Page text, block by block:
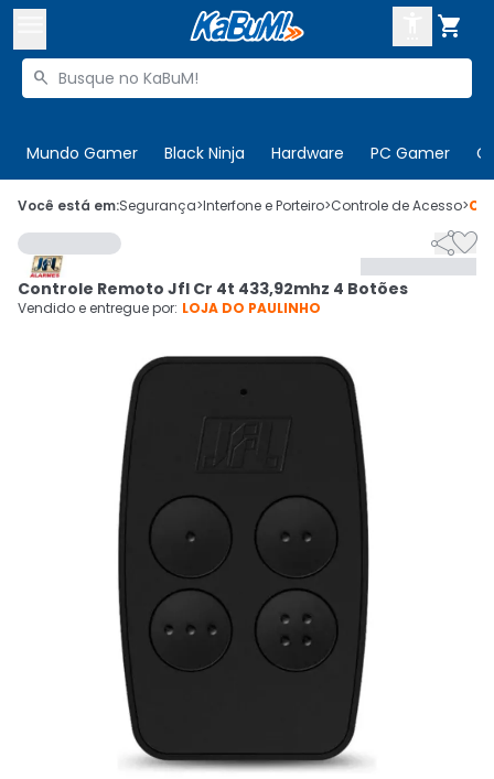

Buscar produtos

Mundo Gamer Black Ninja Hardware PC Gamer
 Olá. Acesse sua conta
 Departamentos
Cupons
Ativar tradutor em libras
CADASTRE-SE
Você está em:Segurança>Interfone e Porteiro>Controle de Acesso>

Controle Remoto Jfl Cr 4t 433,92mhz 4 Botões
Vendido e entregue por: LOJA DO PAULINHO